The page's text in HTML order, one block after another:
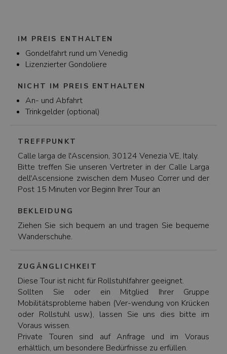
IM PREIS ENTHALTEN
Gondelfahrt rund um Venedig
Lizenzierter Gondoliere
NICHT IM PREIS ENTHALTEN
An- und Abfahrt
Trinkgelder (optional)
TREFFPUNKT
Calle larga de l'Ascension, 30124 Venezia VE, Italy.
Bitte treffen Sie unseren Vertreter in der Calle Larga
dell'Ascensione zwischen dem Museo Correr und der
Post 15 Minuten vor Beginn Ihrer Tour an
BEKLEIDUNG
Ziehen Sie sich bequem an und tragen Sie bequeme
Wanderschuhe.
ZUGÄNGLICHKEIT
Diese Tour ist nicht für Rollstuhlfahrer geeignet.
Sollten Sie oder ein Mitglied Ihrer Gruppe
Mobilitätsprobleme haben (Ver-wendung von Krücken
oder Rollstuhl usw.), lassen Sie uns dies bitte im
Voraus wissen.
Private Touren sind auf Anfrage und im Voraus
erhältlich, um besondere Bedürfnisse zu erfüllen.